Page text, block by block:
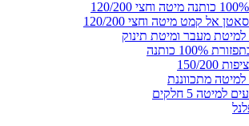
אל קמט מיטה וחצי 120/200
מעבר ומיטת תינוק
100% כותנה
150/200
מתכווננת
5 חלקים